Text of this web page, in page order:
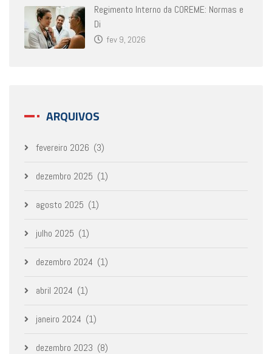
Regimento Interno da COREME: Normas e
Di
fev 9, 2026
ARQUIVOS
fevereiro 2026 (3)
dezembro 2025 (1)
agosto 2025 (1)
julho 2025 (1)
dezembro 2024 (1)
abril 2024 (1)
janeiro 2024 (1)
dezembro 2023 (8)